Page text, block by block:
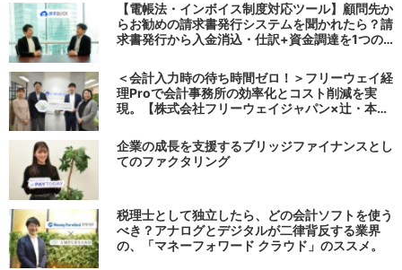
【電帳法・インボイス制度対応ツール】顧問先か
らお勧めの請求書発行システムを聞かれたら？請
求書発行から入金消込・仕訳+資金調達を1つの
＜会計入力時の待ち時間ゼロ！＞フリーウェイ経
理Proで会計事務所の効率化とコスト削減を実
現。【株式会社フリーウェイジャパン×辻・本郷
企業の成長を支援するブリッジファイナンスとし
てのファクタリング
税理士として独立したら、どの会計ソフトを使う
べき？アナログとデジタルが二律背反する業界
の、「マネーフォワード クラウド」のススメ。